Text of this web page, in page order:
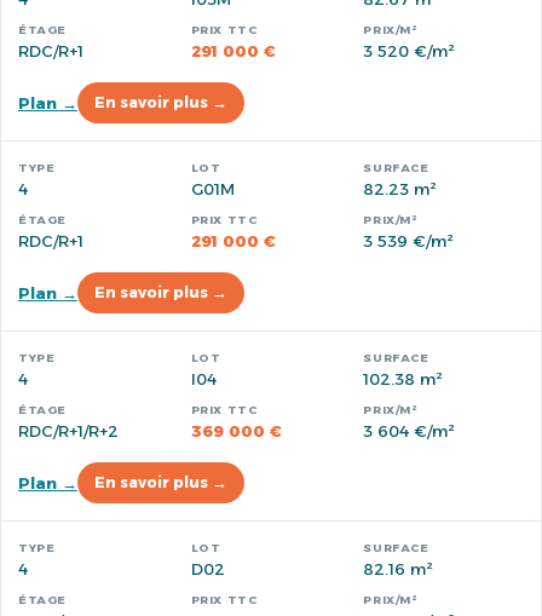
RDC/R+1 291 000 € 3 520 €/m²
Plan → En savoir plus →
4 G01M 82.23 m²
RDC/R+1 291 000 € 3 539 €/m²
Plan → En savoir plus →
4 I04 102.38 m²
RDC/R+1/R+2 369 000 € 3 604 €/m²
Plan → En savoir plus →
4 D02 82.16 m²